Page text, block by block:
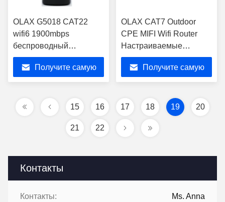
Контакты
Контакты: Ms. Anna
OLAX G5018 CAT22
wifi6 1900mbps
беспроводный
портативный
маршрутизатор CPE 5G
со слотом для SIM-
Получите самую
OLAX CAT7 Outdoor
CPE MIFI Wifi Router
Настраиваемые
решения с простой
установкой и
управлением
Получите самую
15 16 17 18 19 20
21 22